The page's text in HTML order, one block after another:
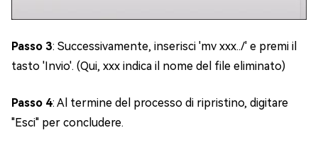
Passo 3: Successivamente, inserisci 'mv xxx../' e premi il
tasto 'Invio'. (Qui, xxx indica il nome del file eliminato)
Passo 4: Al termine del processo di ripristino, digitare
"Esci" per concludere.